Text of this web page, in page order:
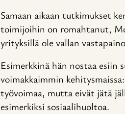
Samaan aikaan tutkimukset
toimijoihin on romahtanut,
yrityksillä ole vallan
Esimerkkinä hän nostaa esiin
voimakkaimmin
työvoimaa, mutta eivät jätä
esimerkiksi sosiaalihuoltoa.